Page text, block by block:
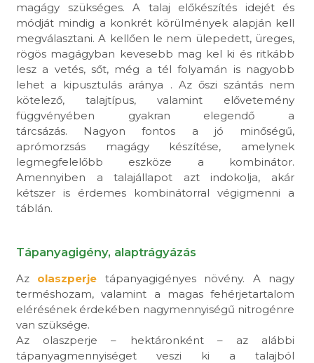
magágy szükséges. A talaj előkészítés idejét és
módját mindig a konkrét körülmények alapján kell
megválasztani. A kellően le nem ülepedett, üreges,
rögös magágyban kevesebb mag kel ki és ritkább
lesz a vetés, sőt, még a tél folyamán is nagyobb
lehet a kipusztulás aránya . Az őszi szántás nem
kötelező, talajtípus, valamint elővetemény
függvényében gyakran elegendő a
tárcsázás. Nagyon fontos a jó minőségű,
aprómorzsás magágy készítése, amelynek
legmegfelelőbb eszköze a kombinátor.
Amennyiben a talajállapot azt indokolja, akár
kétszer is érdemes kombinátorral végigmenni a
táblán.
Tápanyagigény, alaptrágyázás
Az olaszperje tápanyagigényes növény. A nagy
terméshozam, valamint a magas fehérjetartalom
elérésének érdekében nagymennyiségű nitrogénre
van szüksége.
Az olaszperje – hektáronként – az alábbi
tápanyagmennyiséget veszi ki a talajból